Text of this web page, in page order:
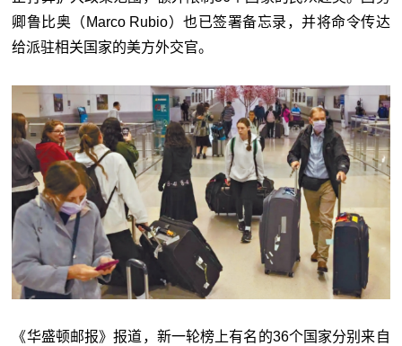
卿鲁比奥（Marco Rubio）也已签署备忘录，并将命令传达
给派驻相关国家的美方外交官。
《华盛顿邮报》报道，新一轮榜上有名的36个国家分别来自